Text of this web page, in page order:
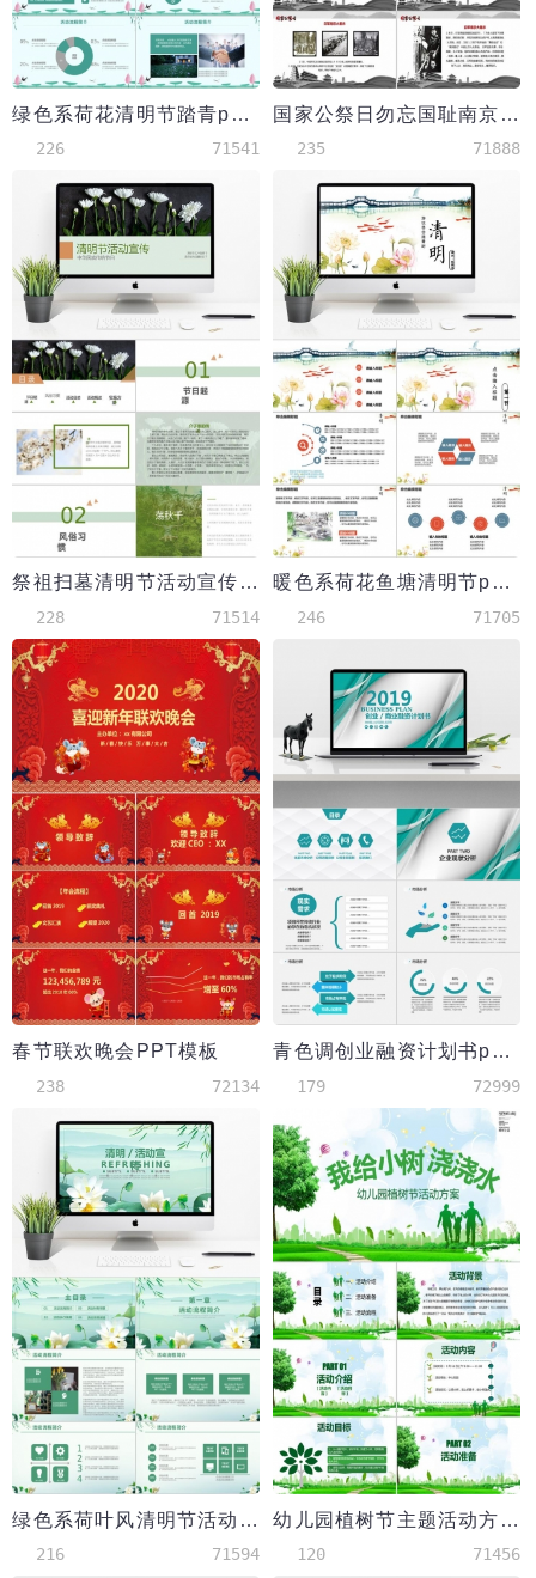
绿色系荷花清明节踏青ppt模板
226 71541
国家公祭日勿忘国耻南京大屠杀PPT模板
235 71888
祭祖扫墓清明节活动宣传ppt模板
228 71514
暖色系荷花鱼塘清明节ppt模板
246 71705
春节联欢晚会PPT模板
238 72134
青色调创业融资计划书ppt模板
179 72999
绿色系荷叶风清明节活动宣传ppt模板
216 71594
幼儿园植树节主题活动方案PPT模板
120 71456